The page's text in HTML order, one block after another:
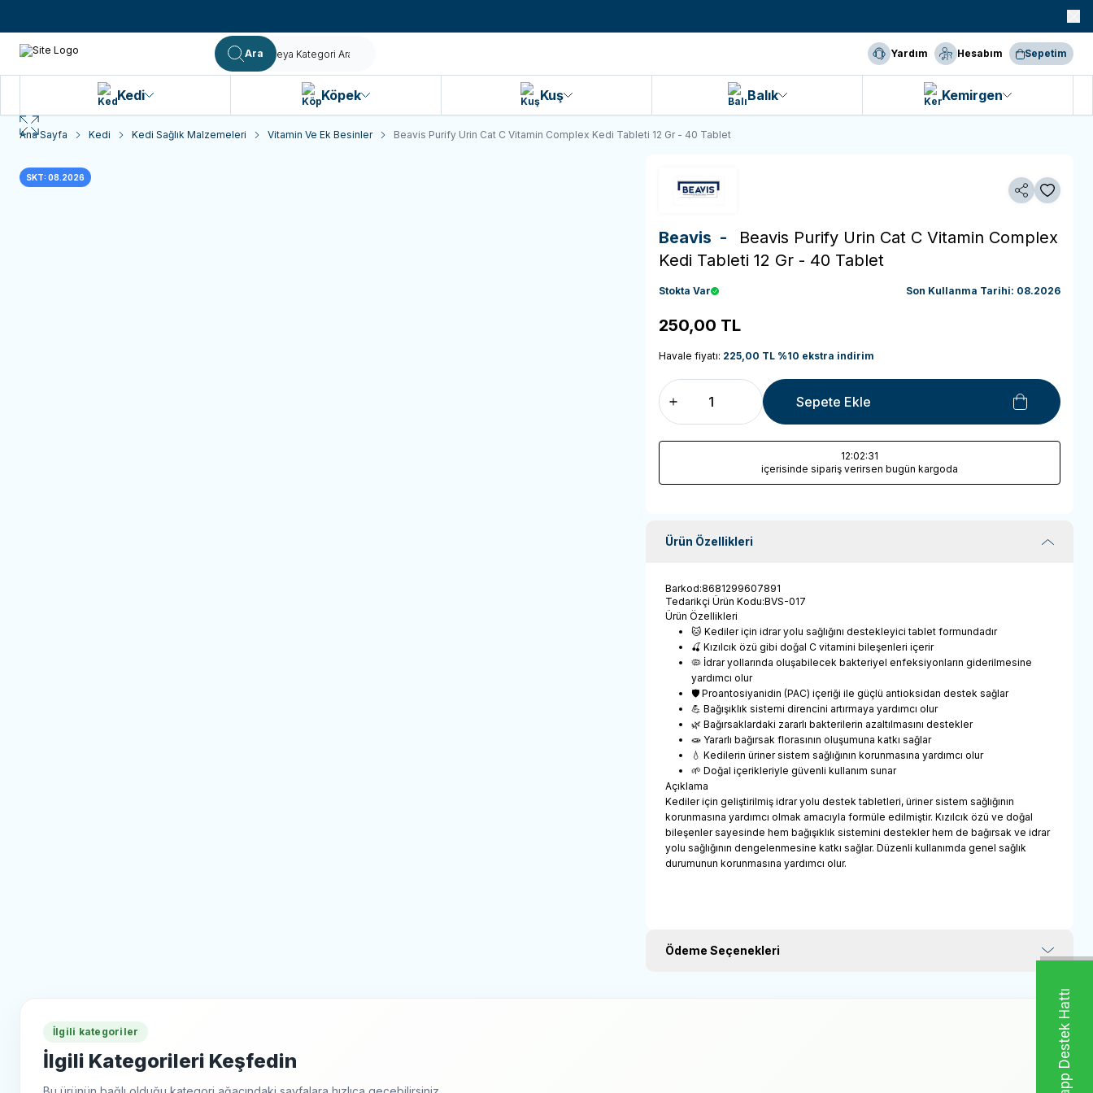
Ara Yardım Hesabım Sepetim
Kedi Köpek Kuş Balık Kemirgen
Ana Sayfa Kedi Kedi Sağlık Malzemeleri Vitamin Ve Ek Besinler Beavis Purify Urin Cat C Vitamin Complex Kedi Tableti 12 Gr - 40 Tablet
SKT: 08.2026
PaylaşFavoriye
Beavis - Beavis Purify Urin Cat C Vitamin Complex
Kedi Tableti 12 Gr - 40 Tablet
Stokta Var Son Kullanma Tarihi: 08.2026
250,00 TL
Havale fiyatı: 225,00 TL %10 ekstra indirim
Sepete Ekle
12:02:31
içerisinde sipariş verirsen bugün kargoda
Ürün Özellikleri
Barkod:8681299607891
Tedarikçi Ürün Kodu:BVS-017
Ürün Özellikleri
🐱 Kediler için idrar yolu sağlığını destekleyici tablet formundadır
🍒 Kızılcık özü gibi doğal C vitamini bileşenleri içerir
🦠 İdrar yollarında oluşabilecek bakteriyel enfeksiyonların giderilmesine
yardımcı olur
🛡️ Proantosiyanidin (PAC) içeriği ile güçlü antioksidan destek sağlar
💪 Bağışıklık sistemi direncini artırmaya yardımcı olur
🌿 Bağırsaklardaki zararlı bakterilerin azaltılmasını destekler
🧫 Yararlı bağırsak florasının oluşumuna katkı sağlar
💧 Kedilerin üriner sistem sağlığının korunmasına yardımcı olur
🌱 Doğal içerikleriyle güvenli kullanım sunar
Açıklama
Kediler için geliştirilmiş idrar yolu destek tabletleri, üriner sistem sağlığının
korunmasına yardımcı olmak amacıyla formüle edilmiştir. Kızılcık özü ve doğal
bileşenler sayesinde hem bağışıklık sistemini destekler hem de bağırsak ve idrar
yolu sağlığının dengelenmesine katkı sağlar. Düzenli kullanımda genel sağlık
durumunun korunmasına yardımcı olur.
Ödeme Seçenekleri
İlgili kategoriler
İlgili Kategorileri Keşfedin